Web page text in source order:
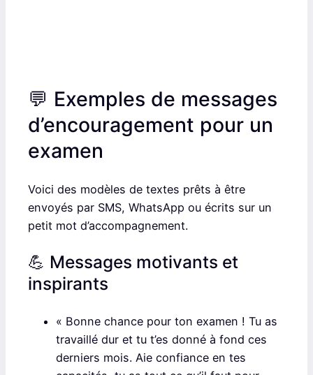
💬 Exemples de messages
d’encouragement pour un
examen
Voici des modèles de textes prêts à être
envoyés par SMS, WhatsApp ou écrits sur un
petit mot d’accompagnement.
💪 Messages motivants et
inspirants
« Bonne chance pour ton examen ! Tu as
travaillé dur et tu t’es donné à fond ces
derniers mois. Aie confiance en tes